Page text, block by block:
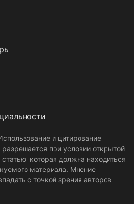
и цитирование
при условии открытой
которая должна находиться
материала. Мнение
с точкой зрения авторов